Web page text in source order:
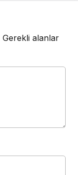
Gerekli alanlar